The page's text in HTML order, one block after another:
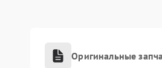
Оригинальные